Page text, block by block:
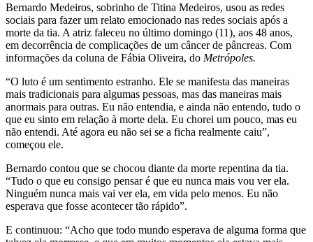
Bernardo Medeiros, sobrinho de Titina Medeiros, usou as redes
sociais para fazer um relato emocionado nas redes sociais após a
morte da tia. A atriz faleceu no último domingo (11), aos 48 anos,
em decorrência de complicações de um câncer de pâncreas. Com
informações da coluna de Fábia Oliveira, do Metrópoles.
“O luto é um sentimento estranho. Ele se manifesta das maneiras
mais tradicionais para algumas pessoas, mas das maneiras mais
anormais para outras. Eu não entendia, e ainda não entendo, tudo o
que eu sinto em relação à morte dela. Eu chorei um pouco, mas eu
não entendi. Até agora eu não sei se a ficha realmente caiu”,
começou ele.
Bernardo contou que se chocou diante da morte repentina da tia.
“Tudo o que eu consigo pensar é que eu nunca mais vou ver ela.
Ninguém nunca mais vai ver ela, em vida pelo menos. Eu não
esperava que fosse acontecer tão rápido”.
E continuou: “Acho que todo mundo esperava de alguma forma que